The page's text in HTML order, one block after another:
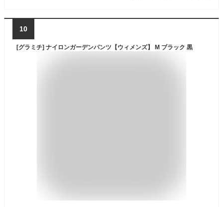
10
[グラミチ] ナイロンガーデンパンツ【ウィメンズ】 M ブラック 黒